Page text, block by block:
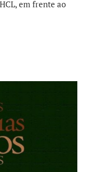
em frente ao